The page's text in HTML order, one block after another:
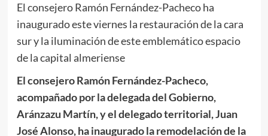
El consejero Ramón Fernández-Pacheco ha
inaugurado este viernes la restauración de la cara
sur y la iluminación de este emblemático espacio
de la capital almeriense
El consejero Ramón Fernández-Pacheco,
acompañado por la delegada del Gobierno,
Aránzazu Martín, y el delegado territorial, Juan
José Alonso, ha inaugurado la remodelación de la